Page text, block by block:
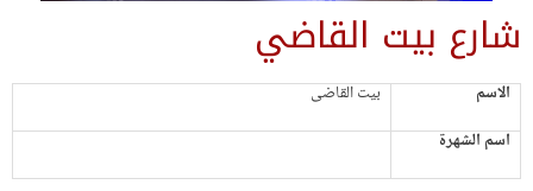
شارع بيت القاضي
الاسم
بيت القاضى
اسم الشهرة